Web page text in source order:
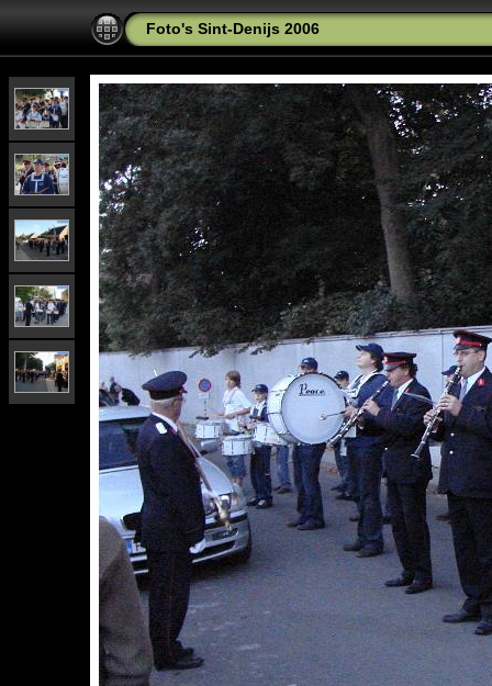
Foto's Sint-Denijs 2006